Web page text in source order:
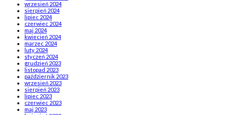
wrzesień 2024
sierpień 2024
lipiec 2024
czerwiec 2024
maj 2024
kwiecień 2024
marzec 2024
luty 2024
styczeń 2024
grudzień 2023
listopad 2023
październik 2023
wrzesień 2023
sierpień 2023
lipiec 2023
czerwiec 2023
maj 2023